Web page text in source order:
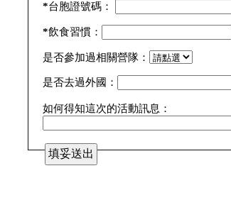
*台胞證號碼：
*飲食習慣：
是否參加過相關營隊：
是否去過外國：
如何得知這次的活動訊息：